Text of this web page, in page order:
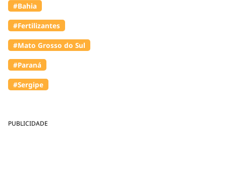
PUBLICIDADE
#Bahia
#Fertilizantes
#Mato Grosso do Sul
#Paraná
#Sergipe